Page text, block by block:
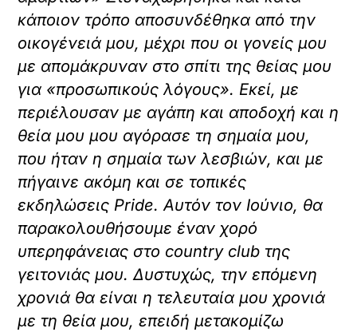
κάποιον τρόπο αποσυνδέθηκα από την
οικογένειά μου, μέχρι που οι γονείς μου
με απομάκρυναν στο σπίτι της θείας μου
για «προσωπικούς λόγους». Εκεί, με
περιέλουσαν με αγάπη και αποδοχή και η
θεία μου μου αγόρασε τη σημαία μου,
που ήταν η σημαία των λεσβιών, και με
πήγαινε ακόμη και σε τοπικές
εκδηλώσεις Pride. Αυτόν τον Ιούνιο, θα
παρακολουθήσουμε έναν χορό
υπερηφάνειας στο country club της
γειτονιάς μου. Δυστυχώς, την επόμενη
χρονιά θα είναι η τελευταία μου χρονιά
με τη θεία μου, επειδή μετακομίζω